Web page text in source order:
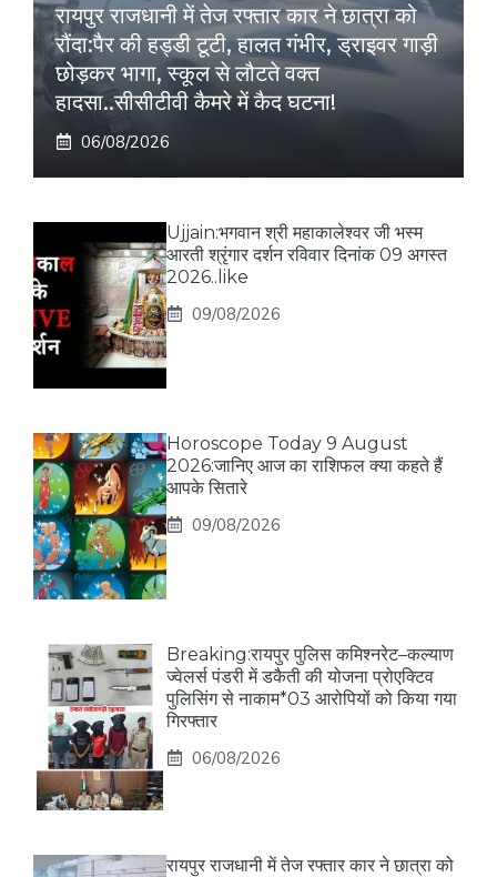
रायपुर राजधानी में तेज रफ्तार कार ने छात्रा को
रौंदा:पैर की हड्डी टूटी, हालत गंभीर, ड्राइवर गाड़ी
छोड़कर भागा, स्कूल से लौटते वक्त
हादसा..सीसीटीवी कैमरे में कैद घटना!
06/08/2026
Ujjain:भगवान श्री महाकालेश्वर जी भस्म
आरती श्रृंगार दर्शन रविवार दिनांक 09 अगस्त
2026..like
09/08/2026
Horoscope Today 9 August
2026:जानिए आज का राशिफल क्या कहते हैं
आपके सितारे
09/08/2026
Breaking:रायपुर पुलिस कमिश्नरेट–कल्याण
ज्वेलर्स पंडरी में डकैती की योजना प्रोएक्टिव
पुलिसिंग से नाकाम*03 आरोपियों को किया गया
गिरफ्तार
06/08/2026
रायपुर राजधानी में तेज रफ्तार कार ने छात्रा को